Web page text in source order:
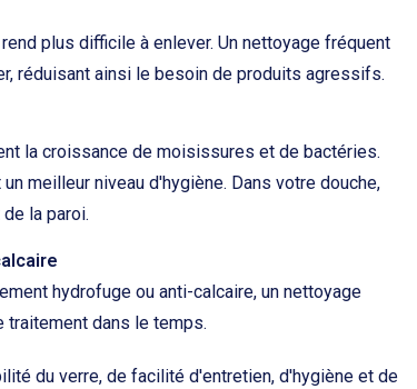
plus difficile à enlever. Un nettoyage fréquent
réduisant ainsi le besoin de produits agressifs.
la croissance de moisissures et de bactéries.
meilleur niveau d'hygiène. Dans votre douche,
la paroi.
hydrofuge ou anti-calcaire, un nettoyage
dans le temps.
du verre, de facilité d'entretien, d'hygiène et de